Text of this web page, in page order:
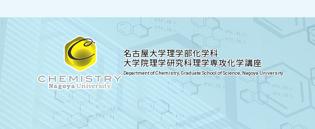
名古屋大学理学部化学科
大学院理学研究科理学専攻化学講座
Department of Chemistry, Graduate School of Science, Nagoya University